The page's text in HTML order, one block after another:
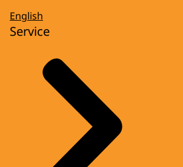
English
Service